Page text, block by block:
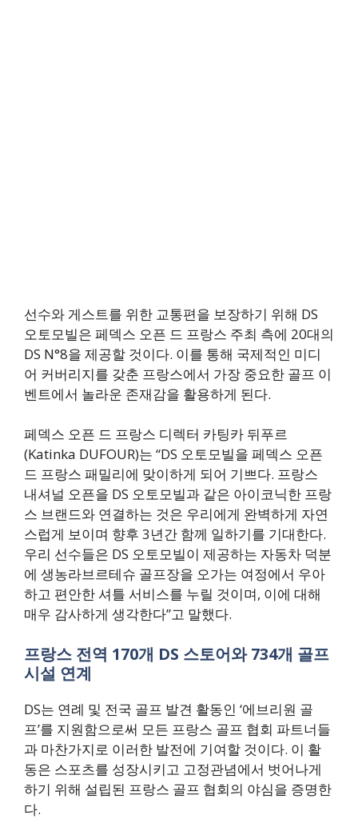
선수와 게스트를 위한 교통편을 보장하기 위해 DS
오토모빌은 페덱스 오픈 드 프랑스 주최 측에 20대의
DS N°8을 제공할 것이다. 이를 통해 국제적인 미디
어 커버리지를 갖춘 프랑스에서 가장 중요한 골프 이
벤트에서 놀라운 존재감을 활용하게 된다.
페덱스 오픈 드 프랑스 디렉터 카팅카 뒤푸르
(Katinka DUFOUR)는 “DS 오토모빌을 페덱스 오픈
드 프랑스 패밀리에 맞이하게 되어 기쁘다. 프랑스
내셔널 오픈을 DS 오토모빌과 같은 아이코닉한 프랑
스 브랜드와 연결하는 것은 우리에게 완벽하게 자연
스럽게 보이며 향후 3년간 함께 일하기를 기대한다.
우리 선수들은 DS 오토모빌이 제공하는 자동차 덕분
에 생농라브르테슈 골프장을 오가는 여정에서 우아
하고 편안한 셔틀 서비스를 누릴 것이며, 이에 대해
매우 감사하게 생각한다”고 말했다.
프랑스 전역 170개 DS 스토어와 734개 골프
시설 연계
DS는 연례 및 전국 골프 발견 활동인 ‘에브리원 골
프’를 지원함으로써 모든 프랑스 골프 협회 파트너들
과 마찬가지로 이러한 발전에 기여할 것이다. 이 활
동은 스포츠를 성장시키고 고정관념에서 벗어나게
하기 위해 설립된 프랑스 골프 협회의 야심을 증명한
다.